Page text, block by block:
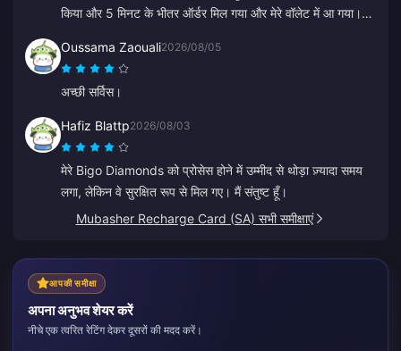
किया और 5 मिनट के भीतर ऑर्डर मिल गया और मेरे वॉलेट में आ गया।
सलाह देता हूँ।
Oussama Zaouali2026/08/05
अच्छी सर्विस।
Hafiz Blattp2026/08/03
मेरे Bigo Diamonds को प्रोसेस होने में उम्मीद से थोड़ा ज़्यादा समय
लगा, लेकिन वे सुरक्षित रूप से मिल गए। मैं संतुष्ट हूँ।
Mubasher Recharge Card (SA) सभी समीक्षाएं
आपकी समीक्षा
अपना अनुभव शेयर करें
नीचे एक त्वरित रेटिंग देकर दूसरों की मदद करें।